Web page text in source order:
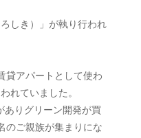
しき）」が執り行われ
貸アパートとして使わ
れていました。
ありグリーン開発が買
のご親族が集まりにな